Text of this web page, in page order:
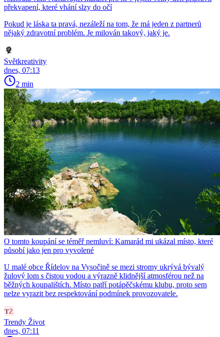
překvapení, které vhání slzy do očí
Pokud je láska ta pravá, nezáleží na tom, že má jeden z partnerů
nějaký zdravotní problém. Je milován takový, jaký je.
Světkreativity
dnes, 07:13
2 min
O tomto koupání se téměř nemluví: Kamarád mi ukázal místo, které
působí jako jen pro vyvolené
U malé obce Řídelov na Vysočině se mezi stromy ukrývá bývalý
žulový lom s čistou vodou a výrazně klidnější atmosférou než na
běžných koupalištích. Místo patří potápěčskému klubu, proto sem
nelze vyrazit bez respektování podmínek provozovatele.
Trendy Život
dnes, 07:11